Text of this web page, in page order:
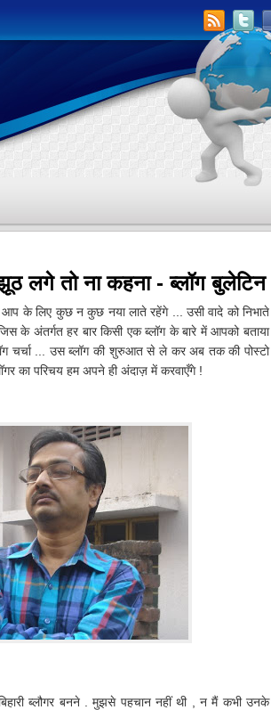
लगे तो ना कहना - ब्लॉग बुलेटिन
के लिए कुछ न कुछ नया लाते रहेंगे ... उसी वादे को निभाते
के अंतर्गत हर बार किसी एक ब्लॉग के बारे में आपको बताया
चर्चा ... उस ब्लॉग की शुरुआत से ले कर अब तक की पोस्टो
का परिचय हम अपने ही अंदाज़ में करवाएँगे !
ब्लौगर बनने . मुझसे पहचान नहीं थी , न मैं कभी उनके